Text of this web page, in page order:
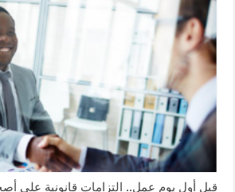
قبل أول يوم عمل.. التزامات قانونية على